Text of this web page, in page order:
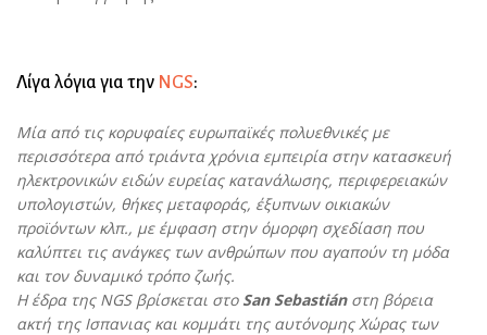
Λίγα λόγια για την NGS:
Μία από τις κορυφαίες ευρωπαϊκές πολυεθνικές με
περισσότερα από τριάντα χρόνια εμπειρία στην κατασκευή
ηλεκτρονικών ειδών ευρείας κατανάλωσης, περιφερειακών
υπολογιστών, θήκες μεταφοράς, έξυπνων οικιακών
προϊόντων κλπ., με έμφαση στην όμορφη σχεδίαση που
καλύπτει τις ανάγκες των ανθρώπων που αγαπούν τη μόδα
και τον δυναμικό τρόπο ζωής.
Η έδρα της NGS βρίσκεται στο San Sebastiánστη βόρεια
ακτή της Ισπανιας και κομμάτι της αυτόνομης Χώρας των